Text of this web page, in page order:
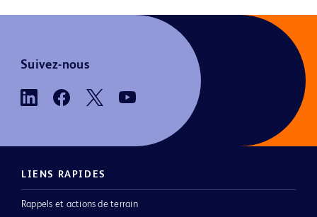
Suivez-nous
LIENS RAPIDES
Rappels et actions de terrain